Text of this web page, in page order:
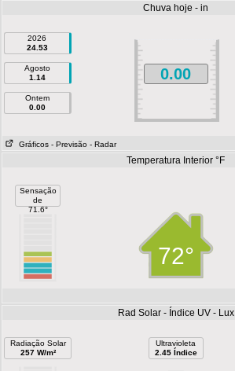
Chuva hoje - in
2026
24.53
Agosto
1.14
Ontem
0.00
0.00
Gráficos - Previsão - Radar
Temperatura Interior °F
Sensação
de
71.6°
72°
Rad Solar - Índice UV - Lux
Radiação Solar
257 W/m²
Ultravioleta
2.45 Índice